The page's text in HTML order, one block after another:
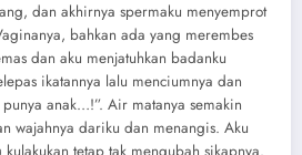
dan akhirnya spermaku menyemprot
bahkan ada yang merembes
dan aku menjatuhkan badanku
ikatannya lalu menciumnya dan
anak…!”. Air matanya semakin
wajahnya dariku dan menangis. Aku